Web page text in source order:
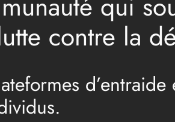
contre la